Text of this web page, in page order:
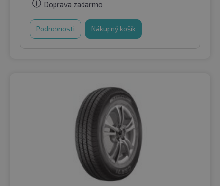
Doprava zadarmo
Podrobnosti Nákupný košík